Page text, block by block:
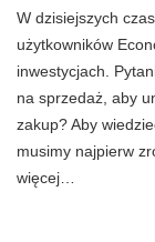
W dzisiejszych
użytkowników
inwestycjach.
na sprzedaż, aby
zakup? Aby
musimy najpierw
więcej…